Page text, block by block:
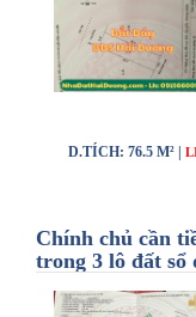
D.TÍCH: 76.5 M² |
Chính chủ cần
trong 3 lô đất sổ